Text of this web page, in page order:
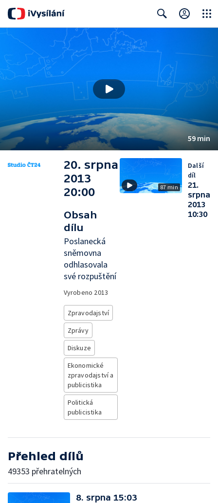
59 min
20. srpna
2013
20:00
Obsah
dílu
Poslanecká
sněmovna
odhlasovala
své rozpuštění
Vyrobeno 2013
Zpravodajství
Zprávy
Diskuze
Ekonomické
zpravodajství a
publicistika
Politická
publicistika
87 min
Další
díl
21.
srpna
2013
10:30
Přehled dílů
49353 přehratelných
8. srpna 15:03